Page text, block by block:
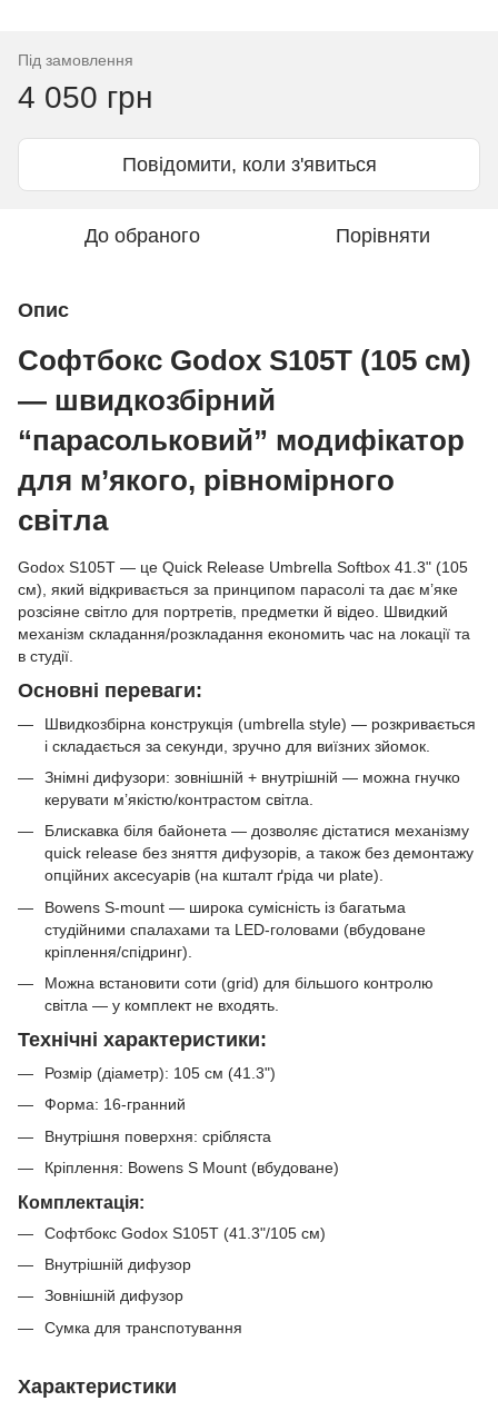
Під замовлення
4 050 грн
Повідомити, коли з'явиться
До обраного Порівняти
Опис
Софтбокс Godox S105T (105 см)
— швидкозбірний
“парасольковий” модифікатор
для м’якого, рівномірного
світла
Godox S105T — це Quick Release Umbrella Softbox 41.3" (105
см), який відкривається за принципом парасолі та дає м’яке
розсіяне світло для портретів, предметки й відео. Швидкий
механізм складання/розкладання економить час на локації та
в студії.
Основні переваги:
Швидкозбірна конструкція (umbrella style) — розкривається
і складається за секунди, зручно для виїзних зйомок.
Знімні дифузори: зовнішній + внутрішній — можна гнучко
керувати м’якістю/контрастом світла.
Блискавка біля байонета — дозволяє дістатися механізму
quick release без зняття дифузорів, а також без демонтажу
опційних аксесуарів (на кшталт ґріда чи plate).
Bowens S-mount — широка сумісність із багатьма
студійними спалахами та LED-головами (вбудоване
кріплення/спідринг).
Можна встановити соти (grid) для більшого контролю
світла — у комплект не входять.
Технічні характеристики:
Розмір (діаметр): 105 см (41.3")
Форма: 16-гранний
Внутрішня поверхня: срібляста
Кріплення: Bowens S Mount (вбудоване)
Комплектація:
Софтбокс Godox S105T (41.3"/105 см)
Внутрішній дифузор
Зовнішній дифузор
Сумка для транспотування
Характеристики